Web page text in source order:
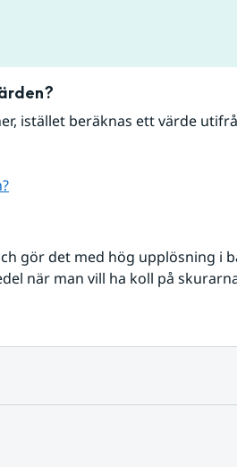
istället beräknas ett värde
gör det med hög upplösning i
när man vill ha koll på